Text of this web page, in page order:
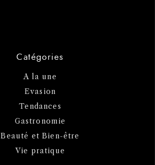
Catégories
A la une
Evasion
Tendances
Gastronomie
Beauté et Bien-être
Vie pratique